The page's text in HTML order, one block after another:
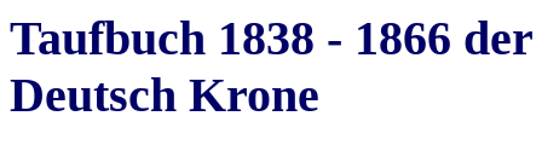
Taufbuch 1838 - 1866
Deutsch Krone